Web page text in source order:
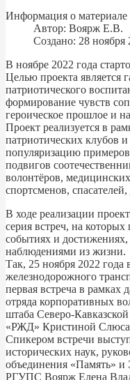
Информация о материале
Автор: Воярж Е.В.
Создано: 28 ноября
В ноябре 2022 года
Целью проекта является
патриотического
формирование чувств
героическое прошлое и
Проект реализуется в
патриотических клубов
популяризацию
подвигов
волонтёров,
спортсменов,
В ходе реализации
серия встреч, на
событиях и
наблюдениями из жизни.
Так, 25 ноября 2022
железнодорожного
первая встреча в рамках
отряда корпоративных
штаба Северо-
«РЖД» Кристиной
Спикером встречи
исторических наук,
объединения «Память»
РГУПС Воярж Елена